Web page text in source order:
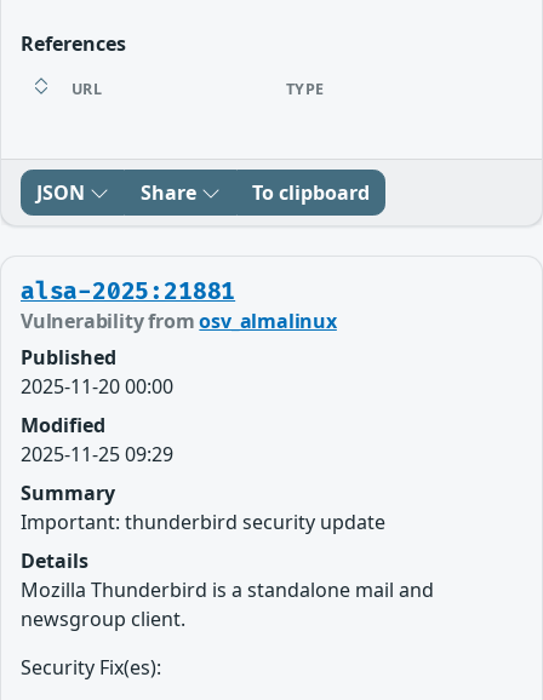
References
URL TYPE
JSON Share To clipboard
alsa-2025:21881
Vulnerability fromosv_almalinux
Published
2025-11-20 00:00
Modified
2025-11-25 09:29
Summary
Important: thunderbird security update
Details
Mozilla Thunderbird is a standalone mail and
newsgroup client.
Security Fix(es):